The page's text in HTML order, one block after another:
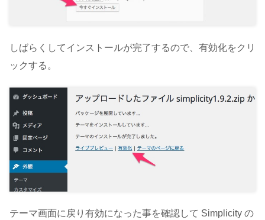
しばらくしてインストールが完了するので、有効化をクリ
ックする。
テーマ画面に戻り有効になった事を確認して Simplicity の